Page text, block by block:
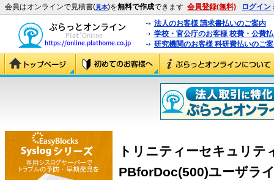
会員はオンラインで見積書(見本)を無料で作成できます 会員登録(無料) ログイン
法人のお客様 請求書払いのご案内
学校・官公庁のお客様 校費・公費
研究機関のお客様 科研費払いのご
トリニティーセキュリテ
PBforDoc(500)ユーザラ